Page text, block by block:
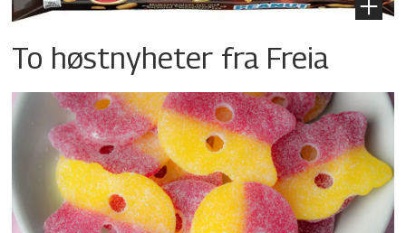
To høstnyheter fra Freia